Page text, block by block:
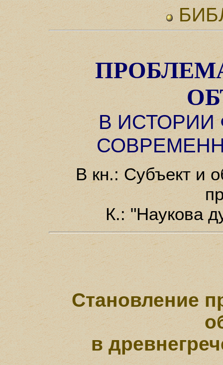
В
В кн.: Субъект и
К.: "Наукова
Становление
в